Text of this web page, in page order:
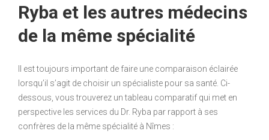
Ryba et les autres médecins
de la même spécialité
Il est toujours important de faire une comparaison éclairée
lorsqu’il s’agit de choisir un spécialiste pour sa santé. Ci-
dessous, vous trouverez un tableau comparatif qui met en
perspective les services du Dr. Ryba par rapport à ses
confrères de la même spécialité à Nîmes :